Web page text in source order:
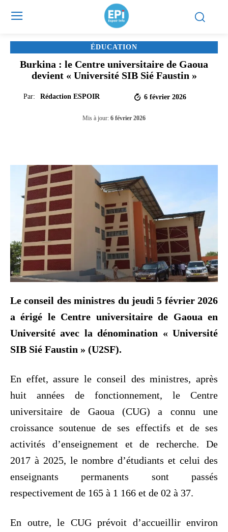
ÉDUCATION
Burkina : le Centre universitaire de Gaoua
devient « Université SIB Sié Faustin »
Par: Rédaction ESPOIR 6 février 2026
Mis à jour: 6 février 2026
Le conseil des ministres du jeudi 5 février 2026
a érigé le Centre universitaire de Gaoua en
Université avec la dénomination « Université
SIB Sié Faustin » (U2SF).
En effet, assure le conseil des ministres, après
huit années de fonctionnement, le Centre
universitaire de Gaoua (CUG) a connu une
croissance soutenue de ses effectifs et de ses
activités d’enseignement et de recherche. De
2017 à 2025, le nombre d’étudiants et celui des
enseignants permanents sont passés
respectivement de 165 à 1 166 et de 02 à 37.
En outre, le CUG prévoit d’accueillir environ